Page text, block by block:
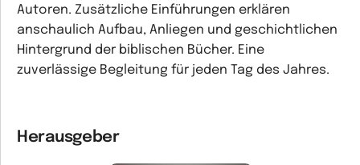
Autoren. Zusätzliche Einführungen erklären
anschaulich Aufbau, Anliegen und geschichtlichen
Hintergrund der biblischen Bücher. Eine
zuverlässige Begleitung für jeden Tag des Jahres.
Herausgeber